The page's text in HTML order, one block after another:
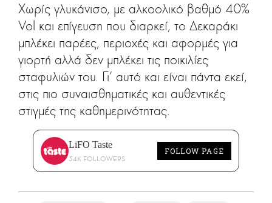
Χωρίς γλυκάνισο, με αλκοολικό βαθμό 40%
Vol και επίγευση που διαρκεί, το Δεκαράκι
μπλέκει παρέες, περιοχές και αφορμές για
γιορτή αλλά δεν μπλέκει τις ποικιλίες
σταφυλιών του. Γι’ αυτό και είναι πάντα εκεί,
στις πιο συναισθηματικές και αυθεντικές
στιγμές της καθημερινότητας.
LiFO Taste
54K FOLLOWERS
FOLLOW PAGE